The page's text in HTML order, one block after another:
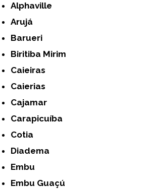
Alphaville
Arujá
Barueri
Biritiba Mirim
Caieiras
Caierias
Cajamar
Carapicuíba
Cotia
Diadema
Embu
Embu Guaçú